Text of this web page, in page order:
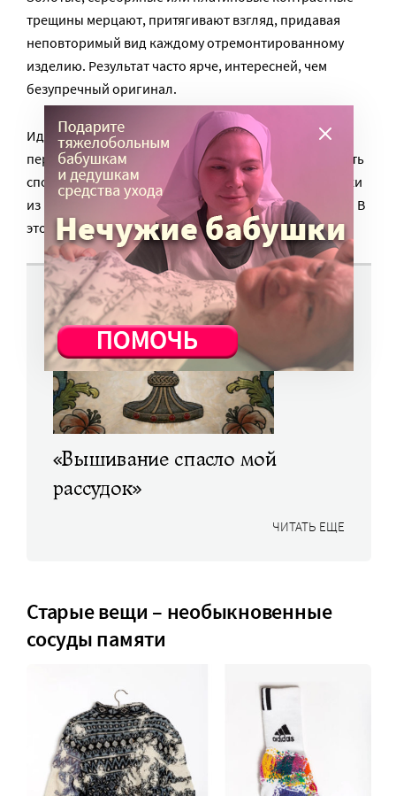
трещины мерцают, притягивают взгляд, придавая
неповторимый вид каждому отремонтированному
изделию. Результат часто ярче, интересней, чем
безупречный оригинал.
Идеальной жизни не бывает, каждый из нас
переживает трудные времена, каждый должен искать
способ справиться с невзгодами, злом, извлечь уроки
из негативного опыта. По крайней мере попытаться. В
этом, говорят японцы, суть стойкости.
«Вышивание спасло мой
рассудок»
ЧИТАТЬ ЕЩЕ
Старые вещи – необыкновенные
сосуды памяти